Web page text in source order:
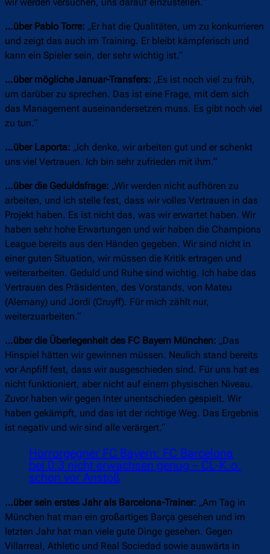
wir werden versuchen, uns darauf einzustellen.“
…über Pablo Torre: „Er hat die Qualitäten, um zu konkurrieren
und zeigt das auch im Training. Er bleibt kämpferisch und
kann ein Spieler sein, der sehr wichtig ist.“
…über mögliche Januar-Transfers: „Es ist noch viel zu früh,
um darüber zu sprechen. Das ist eine Frage, mit dem sich
das Management auseinandersetzen muss. Es gibt noch viel
zu tun.“
…über Laporta: „Ich denke, wir arbeiten gut und er schenkt
uns viel Vertrauen. Ich bin sehr zufrieden mit ihm.“
…über die Geduldsfrage: „Wir werden nicht aufhören zu
arbeiten, und ich stelle fest, dass wir volles Vertrauen in das
Projekt haben. Es ist nicht das, was wir erwartet haben. Wir
haben sehr hohe Erwartungen und wir haben die Champions
League bereits aus den Händen gegeben. Wir sind nicht in
einer guten Situation, wir müssen die Kritik ertragen und
weiterarbeiten. Geduld und Ruhe sind wichtig. Ich habe das
Vertrauen des Präsidenten, des Vorstands, von Mateu
(Alemany) und Jordi (Cruyff). Für mich zählt nur,
weiterzuarbeiten.“
…über die Überlegenheit des FC Bayern München: „Das
Hinspiel hätten wir gewinnen müssen. Neulich stand bereits
vor Anpfiff fest, dass wir ausgeschieden sind. Für uns hat es
nicht funktioniert, aber nicht auf einem physischen Niveau.
Zuvor haben wir gegen Inter unentschieden gespielt. Wir
haben gekämpft, und das ist der richtige Weg. Das Ergebnis
ist negativ und wir sind alle verärgert.“
Horrorgegner FC Bayern: FC Barcelona
bei 0:3 nicht erwachsen genug – CL-K.o.
schon vor Anstoß
…über sein erstes Jahr als Barcelona-Trainer: „Am Tag in
München hat man ein großartiges Barça gesehen und im
letzten Jahr hat man viele gute Dinge gesehen. Gegen
Villarreal, Athletic und Real Sociedad sowie auswärts in